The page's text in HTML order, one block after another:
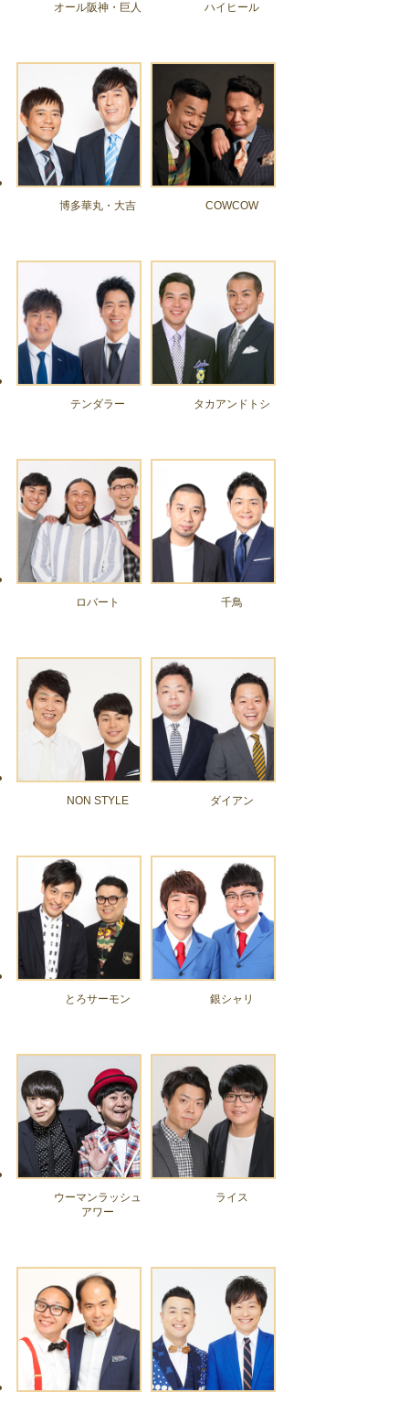
オール阪神・巨人 ハイヒール
博多華丸・大吉 COWCOW
テンダラー タカアンドトシ
ロバート 千鳥
NON STYLE ダイアン
とろサーモン 銀シャリ
ウーマンラッシュ
アワー
ライス